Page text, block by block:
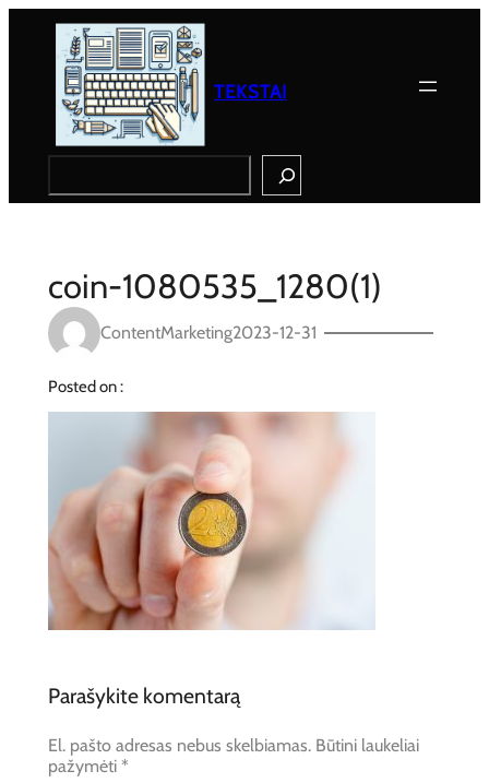
TEKSTAI
coin-1080535_1280(1)
ContentMarketing2023-12-31
Posted on :
Parašykite komentarą
El. pašto adresas nebus skelbiamas. Būtini laukeliai
pažymėti *